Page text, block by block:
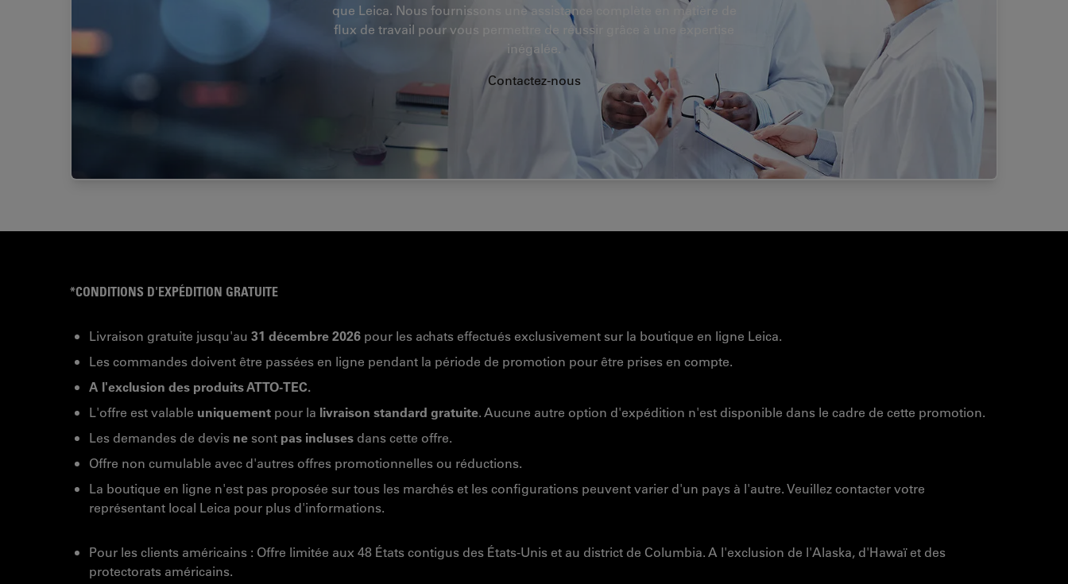
que Leica. Nous fournissons une assistance complète en matière de
flux de travail pour vous permettre de réussir grâce à une expertise
inégalée.
Contactez-nous
*CONDITIONS D'EXPÉDITION GRATUITE
Livraison gratuite jusqu'au 31 décembre 2026 pour les achats effectués exclusivement sur la boutique en ligne Leica.
Les commandes doivent être passées en ligne pendant la période de promotion pour être prises en compte.
A l'exclusion des produits ATTO-TEC.
L'offre est valable uniquement pour la livraison standard gratuite. Aucune autre option d'expédition n'est disponible dans le cadre de cette promotion.
Les demandes de devis ne sont pas incluses dans cette offre.
Offre non cumulable avec d'autres offres promotionnelles ou réductions.
La boutique en ligne n'est pas proposée sur tous les marchés et les configurations peuvent varier d'un pays à l'autre. Veuillez contacter votre
représentant local Leica pour plus d'informations.
Pour les clients américains : Offre limitée aux 48 États contigus des États-Unis et au district de Columbia. A l'exclusion de l'Alaska, d'Hawaï et des
protectorats américains.